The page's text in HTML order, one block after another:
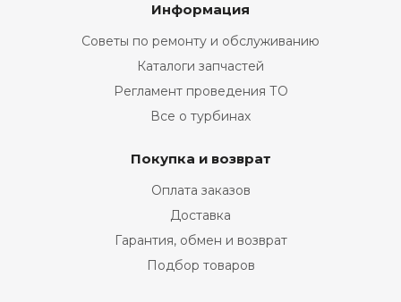
Информация
Советы по ремонту и обслуживанию
Каталоги запчастей
Регламент проведения ТО
Все о турбинах
Покупка и возврат
Оплата заказов
Доставка
Гарантия, обмен и возврат
Подбор товаров